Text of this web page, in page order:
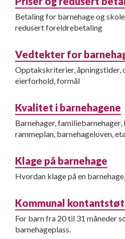
Betaling for barnehage og
redusert foreldrebetaling
Vedtekter for
Opptakskriterier, åpningstider,
eierforhold, formål
Kvalitet i barnehagene
Barnehager,
rammeplan, barnehageloven,
Klage på barnehage
Hvordan klage på en barnehage.
Kommunal
For barn fra 20 til 31 måneder
barnehageplass.